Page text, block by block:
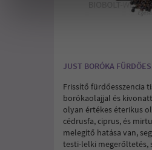
JUST BORÓKA
Frissítő fürdőesszencia
borókaolajjal és
olyan értékes éterikus
cédrusfa, ciprus, és
melegítő hatása van,
testi-lelki megerőltetés,